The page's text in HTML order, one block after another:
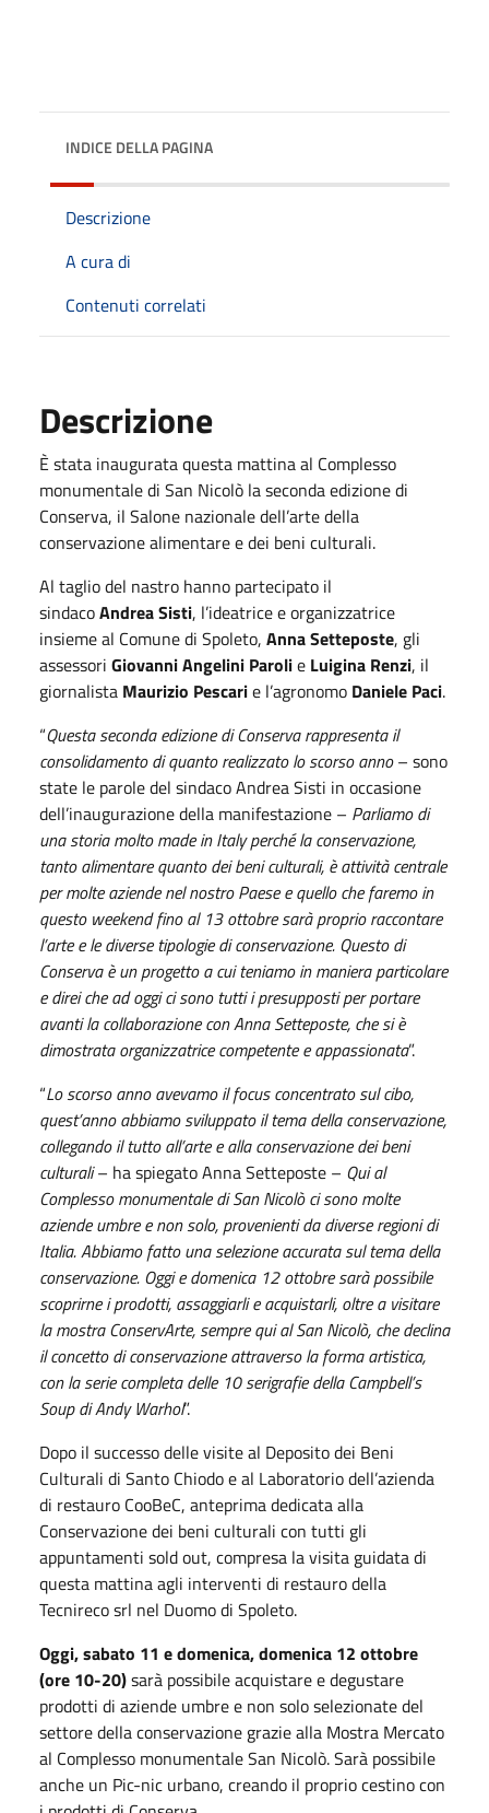
INDICE DELLA PAGINA
Descrizione
A cura di
Contenuti correlati
Descrizione
È stata inaugurata questa mattina al Complesso
monumentale di San Nicolò la seconda edizione di
Conserva, il Salone nazionale dell’arte della
conservazione alimentare e dei beni culturali.
Al taglio del nastro hanno partecipato il
sindacoAndrea Sisti, l’ideatrice e organizzatrice
insieme al Comune di Spoleto, Anna Setteposte, gli
assessori Giovanni Angelini Parolie Luigina Renzi, il
giornalista Maurizio Pescarie l’agronomo Daniele Paci.
“Questa seconda edizione di Conserva rappresenta il
consolidamento di quanto realizzato lo scorso anno– sono
state le parole del sindaco Andrea Sisti in occasione
dell’inaugurazione della manifestazione – Parliamo di
una storia molto made in Italy perché la conservazione,
tanto alimentare quanto dei beni culturali, è attività centrale
per molte aziende nel nostro Paese e quello che faremo in
questo weekend fino al 13 ottobre sarà proprio raccontare
l’arte e le diverse tipologie di conservazione. Questo di
Conserva è un progetto a cui teniamo in maniera particolare
e direi che ad oggi ci sono tutti i presupposti per portare
avanti la collaborazione con Anna Setteposte, che si è
dimostrata organizzatrice competente e appassionata”.
“Lo scorso anno avevamo il focus concentrato sul cibo,
quest’anno abbiamo sviluppato il tema della conservazione,
collegando il tutto all’arte e alla conservazione dei beni
culturali– ha spiegato Anna Setteposte – Qui al
Complesso monumentale di San Nicolò ci sono molte
aziende umbre e non solo, provenienti da diverse regioni di
Italia. Abbiamo fatto una selezione accurata sul tema della
conservazione. Oggi e domenica 12 ottobre sarà possibile
scoprirne i prodotti, assaggiarli e acquistarli, oltre a visitare
la mostra ConservArte, sempre qui al San Nicolò, che declina
il concetto di conservazione attraverso la forma artistica,
con la serie completa delle 10 serigrafie della Campbell’s
Soup di Andy Warhol”.
Dopo il successo delle visite al Deposito dei Beni
Culturali di Santo Chiodo e al Laboratorio dell’azienda
di restauro CooBeC, anteprima dedicata alla
Conservazione dei beni culturali con tutti gli
appuntamenti sold out, compresa la visita guidata di
questa mattina agli interventi di restauro della
Tecnireco srl nel Duomo di Spoleto.
Oggi, sabato 11 e domenica, domenica 12 ottobre
(ore 10-20)sarà possibile acquistare e degustare
prodotti di aziende umbre e non solo selezionate del
settore della conservazione grazie alla Mostra Mercato
al Complesso monumentale San Nicolò. Sarà possibile
anche un Pic-nic urbano, creando il proprio cestino con